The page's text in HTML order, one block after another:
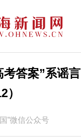
考答案”系谣言
）
”微信公众号